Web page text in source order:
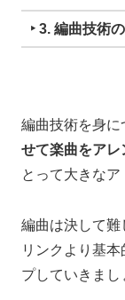
‣ 3. 編曲技術
編曲技術を身に
せて楽曲をアレ
とって大きなア
編曲は決して
リンクより基
プしていきまし